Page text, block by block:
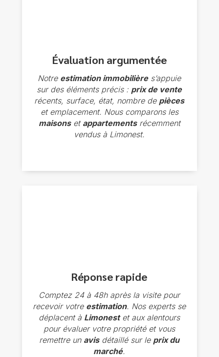
Évaluation argumentée
Notre estimation immobilières’appuie
sur des éléments précis : prix de vente
récents, surface, état, nombre de pièces
et emplacement. Nous comparons les
maisonset appartementsrécemment
vendus à Limonest.
Réponse rapide
Comptez 24 à 48h après la visite pour
recevoir votre estimation. Nos experts se
déplacent à Limonestet aux alentours
pour évaluer votre propriété et vous
remettre un avisdétaillé sur le prix du
marché.